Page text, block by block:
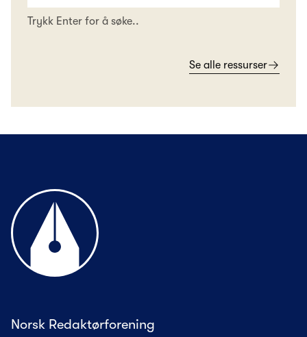
Trykk Enter for å søke..
Se alle ressurser
Til forsiden
Norsk Redaktørforening